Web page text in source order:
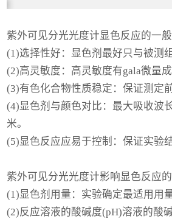
紫外可见分光光度计显色反应的一
(1)选择性好：显色剂最好只与被测
(2)高灵敏度：高灵敏度有gala微量
(3)有色化合物性质稳定：保证测
(4)显色剂与颜色对比：最大吸收波
米。
(5)显色反应应易于控制：保证实验
紫外可见分光光度计影响显色反应
(1)显色剂用量：实验确定最适用用量
(2)反应溶液的酸碱度(pH)溶液的酸